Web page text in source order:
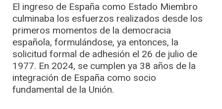
El ingreso de España como Estado Miembro
culminaba los esfuerzos realizados desde los
primeros momentos de la democracia
española, formulándose, ya entonces, la
solicitud formal de adhesión el 26 de julio de
1977. En 2024, se cumplen ya 38 años de la
integración de España como socio
fundamental de la Unión.